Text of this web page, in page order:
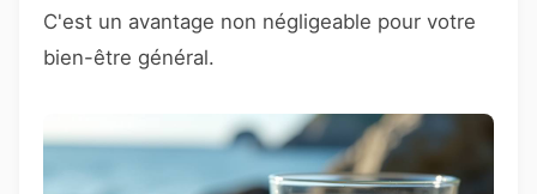
C'est un avantage non négligeable pour votre
bien-être général.